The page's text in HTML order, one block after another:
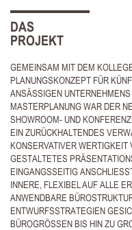
DAS
PROJEKT
GEMEINSAM MIT DEM
PLANUNGSKONZEPT FÜR
ANSÄSSIGEN
MASTERPLANUNG WAR DER
SHOWROOM- UND
EIN ZURÜCKHALTENDES
KONSERVATIVER
GESTALTETES
EINGANGSSEITIG
INNERE, FLEXIBEL AUF ALLE
ANWENDBARE
ENTWURFSSTRATEGIEN
BÜROGRÖSSEN BIS HIN ZU